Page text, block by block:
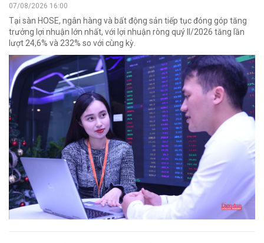
07/08/2026 16:00
Tại sàn HOSE, ngân hàng và bất động sản tiếp tục đóng góp tăng
trưởng lợi nhuận lớn nhất, với lợi nhuận ròng quý II/2026 tăng lần
lượt 24,6% và 232% so với cùng kỳ.